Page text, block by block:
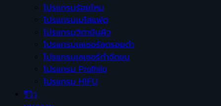
โปรแกรมร้อยไหม
โปรแกรมเมโสแฟต
โปรแกรมวิตามินผิว
โปรแกรมเลเซอร์ลดรอยดำ
โปรแกรมเลเซอร์กำจัดขน
โปรแกรม Profhilo
โปรแกรม HIFU
รีวิว